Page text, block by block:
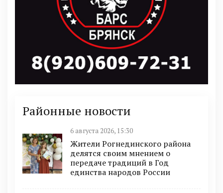
Районные новости
6 августа 2026, 15:30
Жители Рогнединского района
делятся своим мнением о
передаче традиций в Год
единства народов России